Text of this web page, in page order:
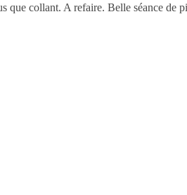
collant. A refaire. Belle séance de